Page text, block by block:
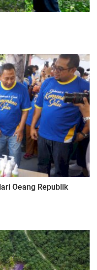
Oeang Republik